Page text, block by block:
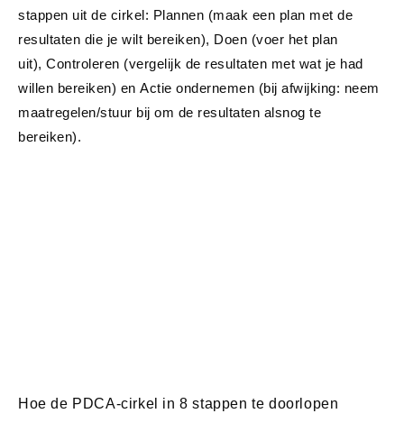
stappen uit de cirkel: Plannen (maak een plan met de
resultaten die je wilt bereiken), Doen (voer het plan
uit), Controleren (vergelijk de resultaten met wat je had
willen bereiken) en Actie ondernemen (bij afwijking: neem
maatregelen/stuur bij om de resultaten alsnog te
bereiken).
Hoe de PDCA-cirkel in 8 stappen te doorlopen